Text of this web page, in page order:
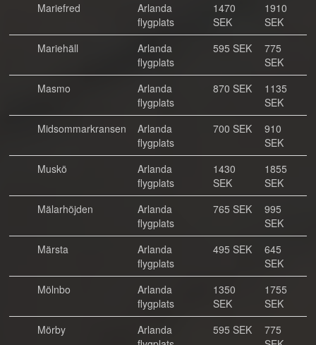
Mariefred
Arlanda
flygplats
1470
SEK
1910
SEK
Mariehäll
Arlanda
flygplats
595 SEK
775
SEK
Masmo
Arlanda
flygplats
870 SEK
1135
SEK
Midsommarkransen
Arlanda
flygplats
700 SEK
910
SEK
Muskö
Arlanda
flygplats
1430
SEK
1855
SEK
Mälarhöjden
Arlanda
flygplats
765 SEK
995
SEK
Märsta
Arlanda
flygplats
495 SEK
645
SEK
Mölnbo
Arlanda
flygplats
1350
SEK
1755
SEK
Mörby
Arlanda
595 SEK
775